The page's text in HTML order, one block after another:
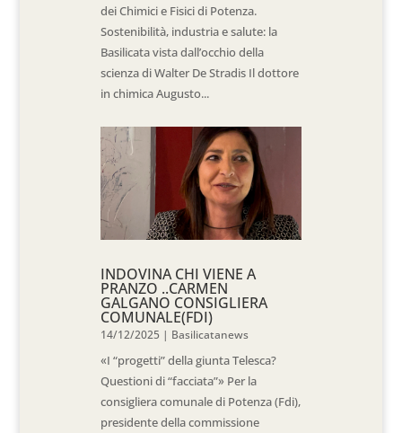
dei Chimici e Fisici di Potenza.
Sostenibilità, industria e salute: la
Basilicata vista dall’occhio della
scienza di Walter De Stradis Il dottore
in chimica Augusto...
INDOVINA CHI VIENE A
PRANZO ..CARMEN
GALGANO CONSIGLIERA
COMUNALE(FDI)
14/12/2025 | Basilicatanews
«I “progetti” della giunta Telesca?
Questioni di “facciata”» Per la
consigliera comunale di Potenza (Fdi),
presidente della commissione